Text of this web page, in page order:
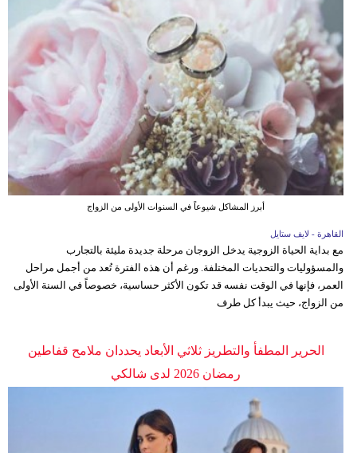
أبرز المشاكل شيوعاً في السنوات الأولى من الزواج
القاهرة - لايف ستايل
مع بداية الحياة الزوجية يدخل الزوجان مرحلة جديدة مليئة بالتجارب
والمسؤوليات والتحديات المختلفة. ورغم أن هذه الفترة تُعد من أجمل مراحل
العمر، فإنها في الوقت نفسه قد تكون الأكثر حساسية، خصوصاً في السنة الأولى
من الزواج، حيث يبدأ كل طرف
الحرير المطفأ والتطريز ثلاثي الأبعاد يحددان ملامح قفاطين
رمضان 2026 لدى شالكي